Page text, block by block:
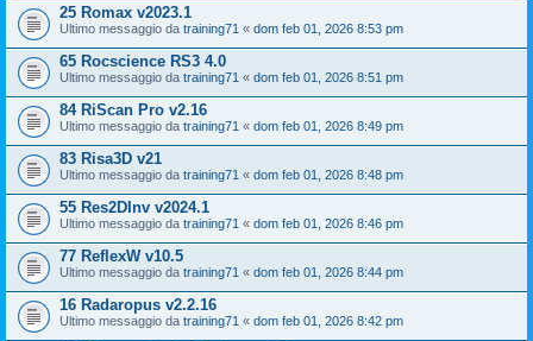
25 Romax v2023.1
Ultimo messaggio da training71 « dom feb 01, 2026 8:53 pm
65 Rocscience RS3 4.0
Ultimo messaggio da training71 « dom feb 01, 2026 8:51 pm
84 RiScan Pro v2.16
Ultimo messaggio da training71 « dom feb 01, 2026 8:49 pm
83 Risa3D v21
Ultimo messaggio da training71 « dom feb 01, 2026 8:48 pm
55 Res2DInv v2024.1
Ultimo messaggio da training71 « dom feb 01, 2026 8:46 pm
77 ReflexW v10.5
Ultimo messaggio da training71 « dom feb 01, 2026 8:44 pm
16 Radaropus v2.2.16
Ultimo messaggio da training71 « dom feb 01, 2026 8:42 pm